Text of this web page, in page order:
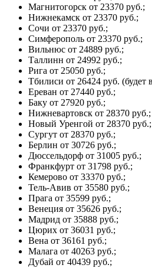
Магнитогорск от 23370 руб.;
Нижнекамск от 23370 руб.;
Сочи от 23370 руб.;
Симферополь от 23370 руб.;
Вильнюс от 24889 руб.;
Таллинн от 24992 руб.;
Рига от 25050 руб.;
Тбилиси от 26424 руб. (будет
Ереван от 27440 руб.;
Баку от 27920 руб.;
Нижневартовск от 28370 руб.;
Новый Уренгой от 28370 руб.;
Сургут от 28370 руб.;
Берлин от 30726 руб.;
Дюссельдорф от 31005 руб.;
Франкфурт от 31798 руб.;
Кемерово от 33370 руб.;
Тель-Авив от 35580 руб.;
Прага от 35599 руб.;
Венеция от 35626 руб.;
Мадрид от 35888 руб.;
Цюрих от 36031 руб.;
Вена от 36161 руб.;
Малага от 40263 руб.;
Дубай от 40439 руб.;